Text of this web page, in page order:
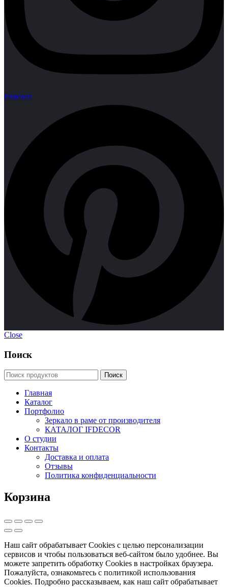
Pinterest
Close
Поиск
Главная
Каталог
Портфолио
Зеркало в раме от производителя
КАТАЛОГ IFDECOR
О студии
Контакты
Доставка и оплата
Отзывы
Политика конфиденциальности
Корзина
Наш сайт обрабатывает Cookies с целью персонализации
сервисов и чтобы пользоваться веб-сайтом было удобнее. Вы
можете запретить обработку Cookies в настройках браузера.
Пожалуйста, ознакомьтесь с политикой использования
Cookies. Подробно рассказываем, как наш сайт обрабатывает